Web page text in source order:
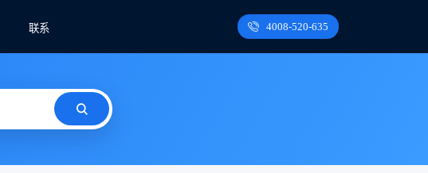
联系 4008-520-635